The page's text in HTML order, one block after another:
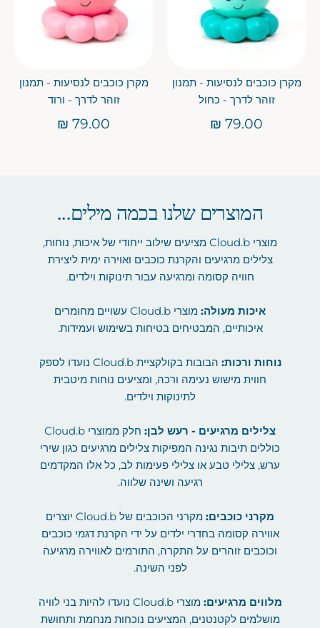
מקרן כוכבים לנסיעות - תמנון
זוהר לדרך - כחול
79.00 ₪
מקרן כוכבים לנסיעות - תמנון
זוהר לדרך - ורוד
79.00 ₪
המוצרים שלנו בכמה מילים...
מוצרי Cloud.b מציעים שילוב ייחודי של איכות, נוחות,
צלילים מרגיעים והקרנת כוכבים ואוירה ימית ליצירת
חוויה קסומה ומרגיעה עבור תינוקות וילדים.
איכות מעולה:
מוצרי Cloud.b עשויים מחומרים
איכותיים, המבטיחים בטיחות בשימוש ועמידות.
נוחות ורכות:
הבובות בקולקציית Cloud.b נועדו לספק
חווית מישוש נעימה ורכה, ומציעים נוחות מיטבית
לתינוקות וילדים.
צלילים מרגיעים - רעש לבן:
חלק ממוצרי Cloud.b
כוללים תיבות נגינה המפיקות צלילים מרגיעים כגון שירי
ערש, צלילי טבע או צלילי פעימות לב, כל אלו המקדמים
רגיעה ושינה שלווה.
מקרני כוכבים:
מקרני הכוכבים של Cloud.b יוצרים
אווירה קסומה בחדרי ילדים על ידי הקרנת דגמי כוכבים
וכוכבים זוהרים על התקרה, התורמים לאווירה מרגיעה
לפני השינה.
מלווים מרגיעים:
מוצרי Cloud.b נועדו להיות בני לוויה
מושלמים לקטנטנים, המציעים נוכחות מנחמת ותחושת